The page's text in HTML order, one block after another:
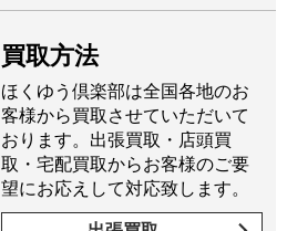
買取方法
ほくゆう倶楽部は全国各地のお
客様から買取させていただいて
おります。出張買取・店頭買
取・宅配買取からお客様のご要
望にお応えして対応致します。